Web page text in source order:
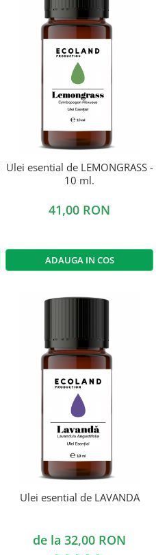
Ulei esential de LEMONGRASS -
10 ml.
41,00 RON
ADAUGA IN COS
Ulei esential de LAVANDA
de la 32,00 RON